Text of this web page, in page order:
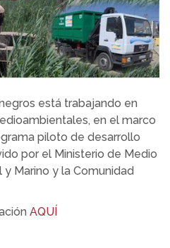
está trabajando en
en el marco
piloto de desarrollo
por el Ministerio de Medio
Marino y la Comunidad
AQUÍ